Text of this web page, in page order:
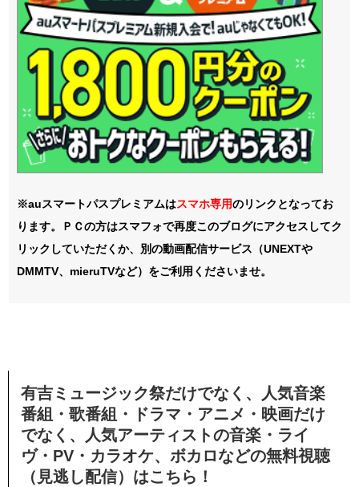
※auスマートパスプレミアムはスマホ専用のリンクとなってお
ります。ＰＣの方はスマフォで再度このブログにアクセスしてク
リックしていただくか、別の動画配信サービス（UNEXTや
DMMTV、mieruTVなど）をご利用くださいませ。
有吉ミュージック祭だけでなく、
人気音楽
番組・歌番組・ドラマ・アニメ・映画だけ
でなく、人気アーティストの音楽・ライ
ヴ・PV・カラオケ、ボカロなどの無料視聴
（見逃し配信）はこちら！